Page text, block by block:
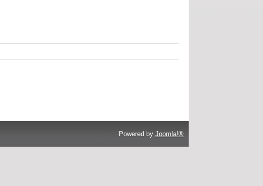
Powered by Joomla!®